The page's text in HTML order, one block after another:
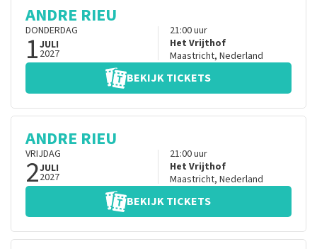
ANDRE RIEU
DONDERDAG
1JULI
2027
21:00uur
Het Vrijthof
Maastricht, Nederland
BEKIJK TICKETS
ANDRE RIEU
VRIJDAG
2JULI
2027
21:00uur
Het Vrijthof
Maastricht, Nederland
BEKIJK TICKETS